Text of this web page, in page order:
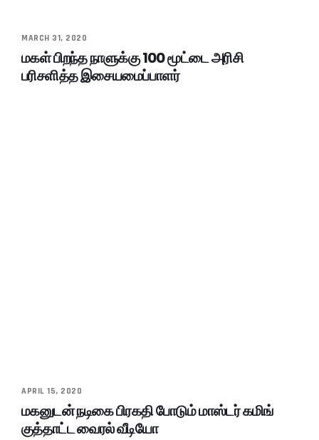
MARCH 31, 2020
மகள் பிறந்த நாளுக்கு 100 மூட்டை அரிசி
பரிசளித்த இசையமைப்பாளர்
APRIL 15, 2020
மகனுடன் நடிகை பிரகதி போடும் மாஸ்டர் கமிங்
குத்தாட்ட வைரல் வீடியோ